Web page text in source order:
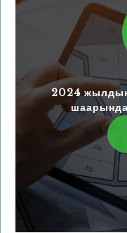
2024